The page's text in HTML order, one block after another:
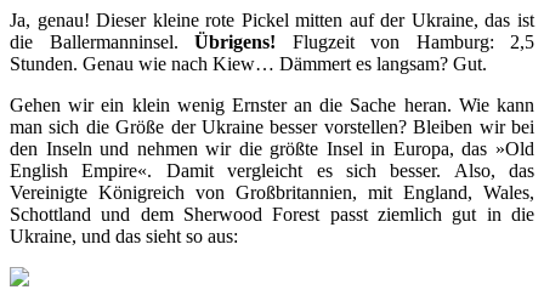
Ja, genau! Dieser kleine rote Pickel mitten auf der Ukraine, das ist
die Ballermanninsel. Übrigens! Flugzeit von Hamburg: 2,5
Stunden. Genau wie nach Kiew… Dämmert es langsam? Gut.
Gehen wir ein klein wenig Ernster an die Sache heran. Wie kann
man sich die Größe der Ukraine besser vorstellen? Bleiben wir bei
den Inseln und nehmen wir die größte Insel in Europa, das »Old
English Empire«. Damit vergleicht es sich besser. Also, das
Vereinigte Königreich von Großbritannien, mit England, Wales,
Schottland und dem Sherwood Forest passt ziemlich gut in die
Ukraine, und das sieht so aus: